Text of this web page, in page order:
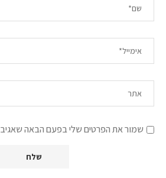
שמור את הפרטים שלי בפעם הבאה שאגיב